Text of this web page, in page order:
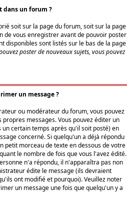
dans un forum ?
soit sur la page du forum, soit sur la page
de vous enregistrer avant de pouvoir poster
disponibles sont listés sur le bas de la page
poster de nouveaux sujets, vous pouvez
un message ?
ou modérateur du forum, vous pouvez
messages. Vous pouvez éditer un
certain temps après qu'il soit posté) en
concerné. Si quelqu'un a déjà répondu
petit morceau de texte en dessous de votre
le nombre de fois que vous l'avez édité.
n'a répondu, il n'apparaîtra pas non
édite le message (ils devraient
ont modifié et pourquoi). Veuillez noter
un message une fois que quelqu'un y a